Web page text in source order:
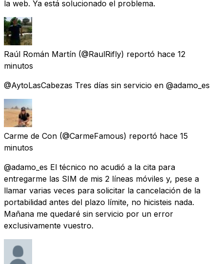
la web. Ya está solucionado el problema.
Raúl Román Martín (@RaulRifly) reportó hace 12
minutos
@AytoLasCabezas Tres días sin servicio en @adamo_es
Carme de Con (@CarmeFamous) reportó hace 15
minutos
@adamo_es El técnico no acudió a la cita para
entregarme las SIM de mis 2 líneas móviles y, pese a
llamar varias veces para solicitar la cancelación de la
portabilidad antes del plazo límite, no hicisteis nada.
Mañana me quedaré sin servicio por un error
exclusivamente vuestro.